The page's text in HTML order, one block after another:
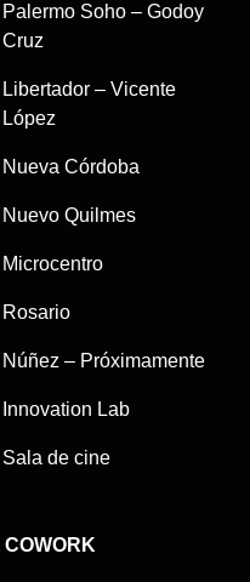
Palermo Soho – Godoy
Cruz
Libertador – Vicente
López
Nueva Córdoba
Nuevo Quilmes
Microcentro
Rosario
Núñez – Próximamente
Innovation Lab
Sala de cine
COWORK